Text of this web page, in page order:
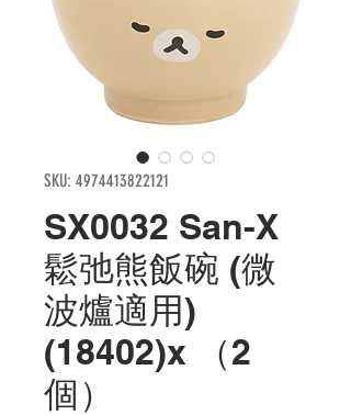
SKU: 4974413822121
SX0032 San-X
鬆弛熊飯碗 (微
波爐適用)
(18402)x （2
個）